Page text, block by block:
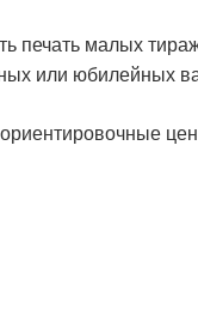
печать малых
или юбилейных